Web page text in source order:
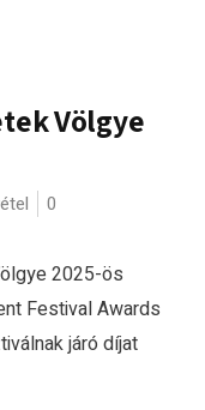
Völgye
0
2025-ös
Festival Awards
járó díjat